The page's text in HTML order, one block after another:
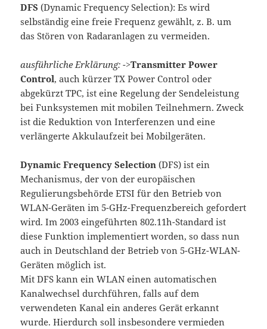
DFS (Dynamic Frequency Selection): Es wird
selbständig eine freie Frequenz gewählt, z. B. um
das Stören von Radaranlagen zu vermeiden.
ausführliche Erklärung: ->Transmitter Power
Control, auch kürzer TX Power Control oder
abgekürzt TPC, ist eine Regelung der Sendeleistung
bei Funksystemen mit mobilen Teilnehmern. Zweck
ist die Reduktion von Interferenzen und eine
verlängerte Akkulaufzeit bei Mobilgeräten.
Dynamic Frequency Selection (DFS) ist ein
Mechanismus, der von der europäischen
Regulierungsbehörde ETSI für den Betrieb von
WLAN-Geräten im 5-GHz-Frequenzbereich gefordert
wird. Im 2003 eingeführten 802.11h-Standard ist
diese Funktion implementiert worden, so dass nun
auch in Deutschland der Betrieb von 5-GHz-WLAN-
Geräten möglich ist.
Mit DFS kann ein WLAN einen automatischen
Kanalwechsel durchführen, falls auf dem
verwendeten Kanal ein anderes Gerät erkannt
wurde. Hierdurch soll insbesondere vermieden